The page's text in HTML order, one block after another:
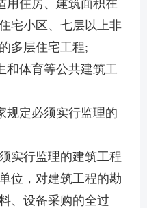
住房、建筑面积在
宅小区、七层以上非
多层住宅工程;
体育等公共建筑工
定必须实行监理的
行监理的建筑工程
位，对建筑工程的勘
、设备采购的全过